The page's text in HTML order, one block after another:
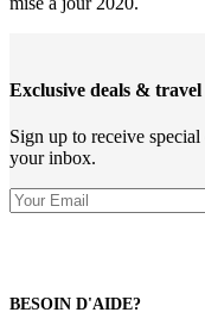
Exclusive deals & travel
Sign up to receive
your inbox.
BESOIN D'AIDE?